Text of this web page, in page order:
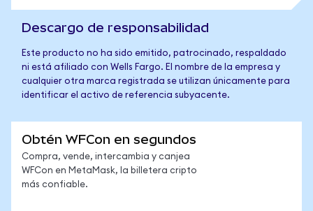
Descargo de responsabilidad
Este producto no ha sido emitido, patrocinado, respaldado
ni está afiliado con Wells Fargo. El nombre de la empresa y
cualquier otra marca registrada se utilizan únicamente para
identificar el activo de referencia subyacente.
Obtén WFCon en segundos
Compra, vende, intercambia y canjea
WFCon en MetaMask, la billetera cripto
más confiable.